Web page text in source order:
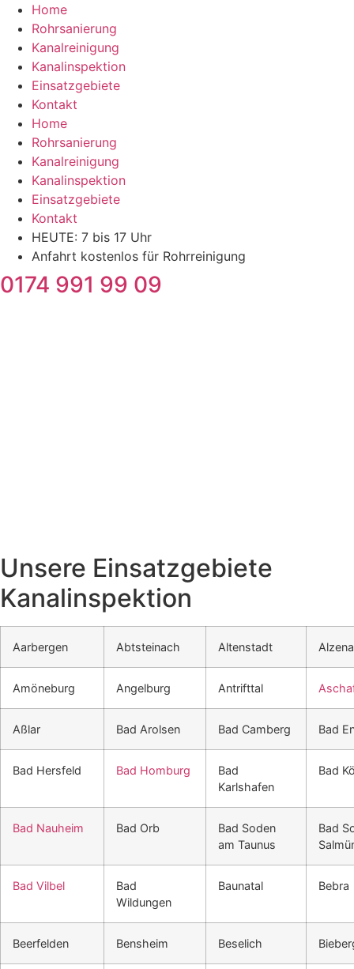
Home
Rohrsanierung
Kanalreinigung
Kanalinspektion
Einsatzgebiete
Kontakt
Home
Rohrsanierung
Kanalreinigung
Kanalinspektion
Einsatzgebiete
Kontakt
HEUTE: 7 bis 17 Uhr
Anfahrt kostenlos für Rohrreinigung
0174 991 99 09
Unsere Einsatzgebiete
Kanalinspektion
Aarbergen Abtsteinach Altenstadt
Amöneburg Angelburg Antrifttal
Aßlar Bad Arolsen Bad Camberg Bad
Bad Hersfeld Bad Homburg
Bad
Karlshafen
Bad
Bad Nauheim Bad Orb
Bad Soden
am Taunus
Bad
Bad Vilbel
Bad
Wildungen
Baunatal Bebra
Beerfelden Bensheim Beselich